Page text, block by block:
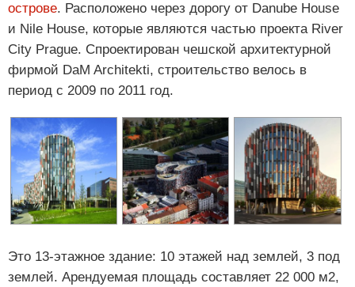
острове. Расположено через дорогу от Danube House
и Nile House, которые являются частью проекта River
City Prague. Спроектирован чешской архитектурной
фирмой DaM Architekti, строительство велось в
период с 2009 по 2011 год.
Это 13-этажное здание: 10 этажей над землей, 3 под
землей. Арендуемая площадь составляет 22 000 м2,